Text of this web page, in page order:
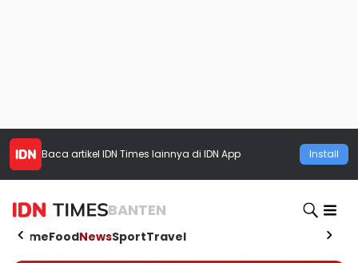
Baca artikel IDN Times lainnya di IDN App Install
BANTEN
HomeFoodNewsSportTravel